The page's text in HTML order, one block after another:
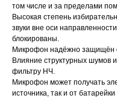
том числе и за пределами
Высокая степень
звуки вне оси
блокированы.
Микрофон надёжно защищён
Влияние структурных шумов
фильтру НЧ.
Микрофон может получать
источника, так и от